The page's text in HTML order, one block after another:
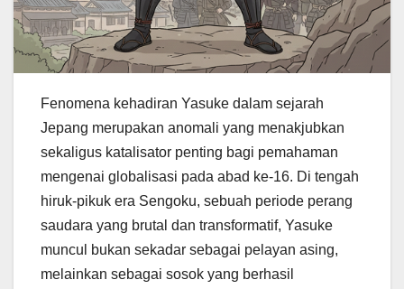
Fenomena kehadiran Yasuke dalam sejarah
Jepang merupakan anomali yang menakjubkan
sekaligus katalisator penting bagi pemahaman
mengenai globalisasi pada abad ke-16. Di tengah
hiruk-pikuk era Sengoku, sebuah periode perang
saudara yang brutal dan transformatif, Yasuke
muncul bukan sekadar sebagai pelayan asing,
melainkan sebagai sosok yang berhasil